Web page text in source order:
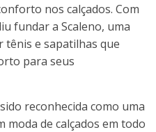
nos calçados. Com
fundar a Scaleno, uma
tênis e sapatilhas que
para seus
reconhecida como uma
moda de calçados em todo